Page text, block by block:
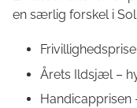
en særlig forskel i
Årets Ildsjæl –
Handicapprisen